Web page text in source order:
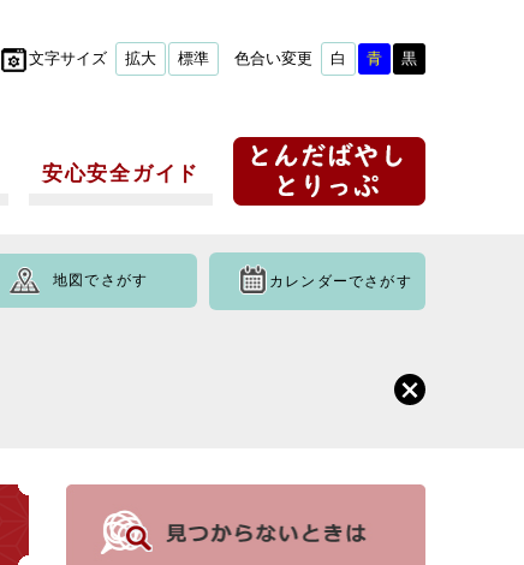
文字サイズ 拡大 標準 色合い変更 白 青 黒
安心安全ガイド
地図でさがす カレンダーでさがす